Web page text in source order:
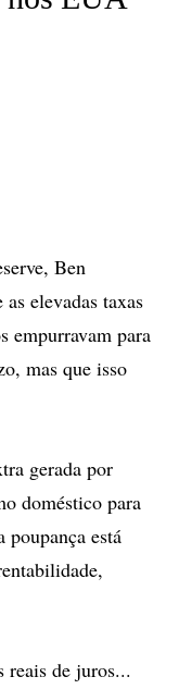
Ben
elevadas taxas
empurravam para
mas que isso
gerada por
doméstico para
poupança está
reais de juros...